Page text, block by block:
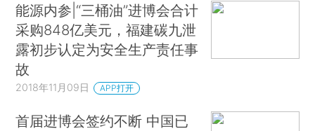
能源内参|“三桶油”进博会合计
采购848亿美元，福建碳九泄
露初步认定为安全生产责任事
故
2018年11月09日 APP打开
首届进博会签约不断 中国已